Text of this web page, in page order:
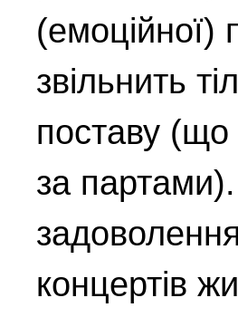
(емоційної)
звільнить
поставу (що
за
концертів